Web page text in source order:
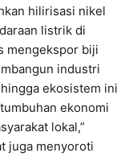
hilirisasi nikel
listrik di
mengekspor biji
industri
ekosistem ini
ekonomi
lokal,”
juga menyoroti